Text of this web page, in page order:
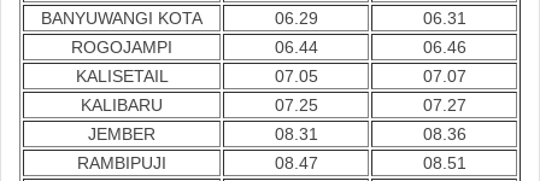
BANYUWANGI KOTA
06.29
06.31
ROGOJAMPI
06.44
06.46
KALISETAIL
07.05
07.07
KALIBARU
07.25
07.27
JEMBER
08.31
08.36
RAMBIPUJI
08.47
08.51